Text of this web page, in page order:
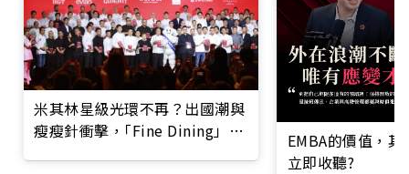
米其林星級光環不再？出國潮與
瘦瘦針衝擊，｢Fine Dining」迎
EMBA的價值，
立即收聽?